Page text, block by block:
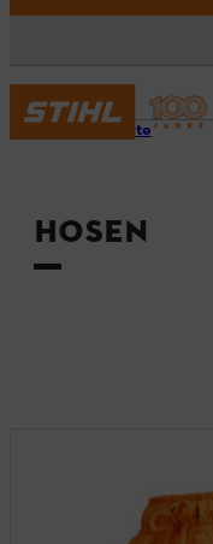
Startseite
HOSEN